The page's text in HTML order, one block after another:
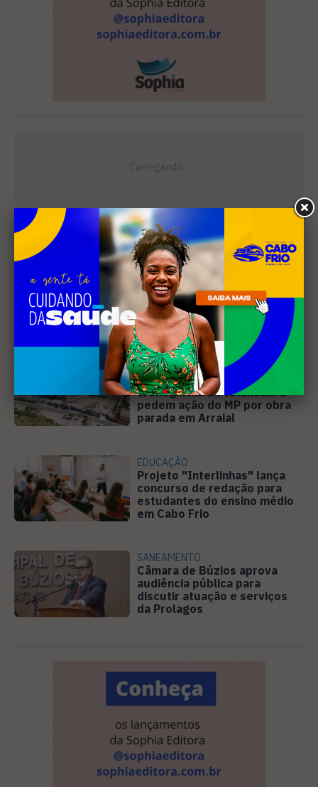
Leia Também
MÚSICA
Banda cabo-friense
Spectrummm apresenta
músicas inéditas no Diveneta
Moto Fest neste sábado (8)
PREJUÍZO
Compradores cobram
cronograma da Volendam e
pedem ação do MP por obra
parada em Arraial
EDUCAÇÃO
Projeto "Interlinhas" lança
concurso de redação para
estudantes do ensino médio
em Cabo Frio
SANEAMENTO
Câmara de Búzios aprova
audiência pública para
discutir atuação e serviços
da Prolagos